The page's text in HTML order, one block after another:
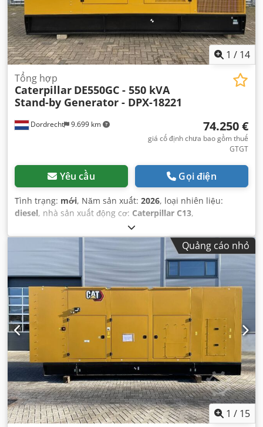
1 / 14
Dordrecht 9.699 km
Tổng hợp
Caterpillar DE550GC - 550 kVA
Stand-by Generator - DPX-18221
74.250 €
giá cố định chưa bao gồm thuế
GTGT
Yêu cầu Gọi điện
Tình trạng: mới, Năm sản xuất: 2026, loại nhiên liệu:
diesel, nhà sản xuất động cơ: Caterpillar C13,
Quảng cáo nhỏ
1 / 15